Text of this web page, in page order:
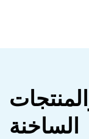
الساخنة